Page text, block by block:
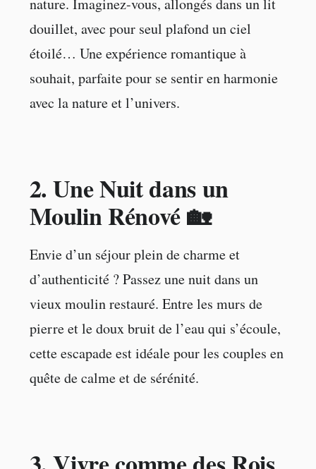
nature. Imaginez-vous, allongés dans un lit
douillet, avec pour seul plafond un ciel
étoilé… Une expérience romantique à
souhait, parfaite pour se sentir en harmonie
avec la nature et l’univers.
2.Une Nuit dans un
Moulin Rénové 🏡
Envie d’un séjour plein de charme et
d’authenticité ? Passez une nuit dans un
vieux moulin restauré. Entre les murs de
pierre et le doux bruit de l’eau qui s’écoule,
cette escapade est idéale pour les couples en
quête de calme et de sérénité.